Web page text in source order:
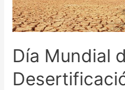
Día Mundial